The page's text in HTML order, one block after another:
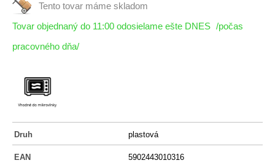
Tento tovar máme skladom
Tovar objednaný do 11:00 odosielame ešte DNES /počas
pracovného dňa/
Druh plastová
EAN 5902443010316